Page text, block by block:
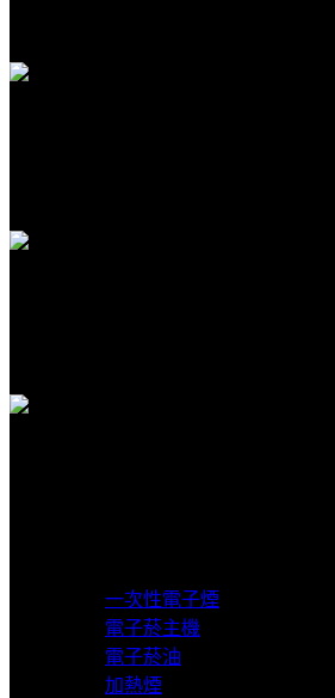
一次性電子煙
電子菸主機
電子菸油
加熱煙